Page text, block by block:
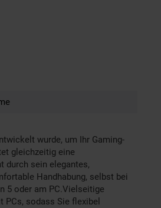
wurde, um Ihr Gaming-
gleichzeitig eine
durch sein elegantes,
Handhabung, selbst bei
5 oder am PC.Vielseitige
sodass Sie flexibel